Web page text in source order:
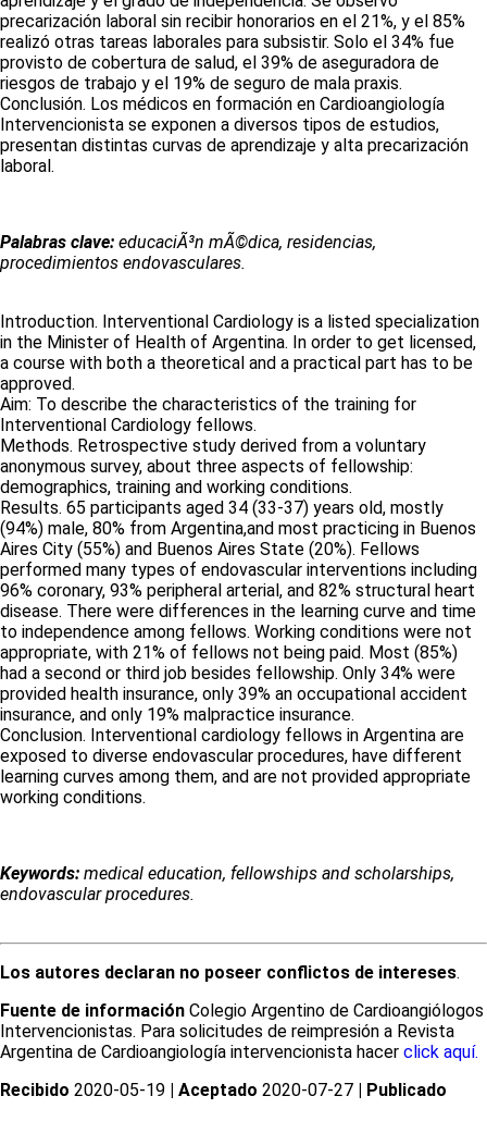
precarización laboral sin recibir honorarios en el 21%, y el 85%
realizó otras tareas laborales para subsistir. Solo el 34% fue
provisto de cobertura de salud, el 39% de aseguradora de
riesgos de trabajo y el 19% de seguro de mala praxis.
Conclusión. Los médicos en formación en Cardioangiología
Intervencionista se exponen a diversos tipos de estudios,
presentan distintas curvas de aprendizaje y alta precarización
laboral.
Palabras clave: educaciÃ³n mÃ©dica, residencias,
procedimientos endovasculares.
Introduction. Interventional Cardiology is a listed specialization
in the Minister of Health of Argentina. In order to get licensed,
a course with both a theoretical and a practical part has to be
approved.
Aim: To describe the characteristics of the training for
Interventional Cardiology fellows.
Methods. Retrospective study derived from a voluntary
anonymous survey, about three aspects of fellowship:
demographics, training and working conditions.
Results. 65 participants aged 34 (33-37) years old, mostly
(94%) male, 80% from Argentina,and most practicing in Buenos
Aires City (55%) and Buenos Aires State (20%). Fellows
performed many types of endovascular interventions including
96% coronary, 93% peripheral arterial, and 82% structural heart
disease. There were differences in the learning curve and time
to independence among fellows. Working conditions were not
appropriate, with 21% of fellows not being paid. Most (85%)
had a second or third job besides fellowship. Only 34% were
provided health insurance, only 39% an occupational accident
insurance, and only 19% malpractice insurance.
Conclusion. Interventional cardiology fellows in Argentina are
exposed to diverse endovascular procedures, have different
learning curves among them, and are not provided appropriate
working conditions.
Keywords: medical education, fellowships and scholarships,
endovascular procedures.
Los autores declaran no poseer conflictos de intereses.
Fuente de información Colegio Argentino de Cardioangiólogos
Intervencionistas. Para solicitudes de reimpresión a Revista
Argentina de Cardioangiología intervencionista hacer click aquí.
Recibido 2020-05-19 | Aceptado 2020-07-27 | Publicado